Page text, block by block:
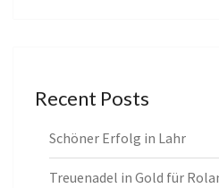
Recent Posts
Schöner Erfolg in Lahr
Treuenadel in Gold für